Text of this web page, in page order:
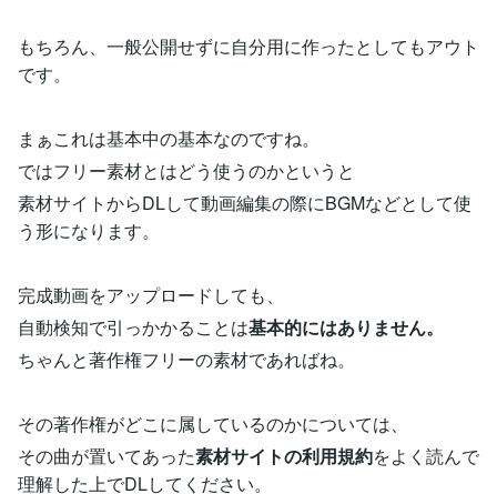
もちろん、一般公開せずに自分用に作ったとしてもアウト
です。
まぁこれは基本中の基本なのですね。
ではフリー素材とはどう使うのかというと
素材サイトからDLして動画編集の際にBGMなどとして使
う形になります。
完成動画をアップロードしても、
自動検知で引っかかることは基本的にはありません。
ちゃんと著作権フリーの素材であればね。
その著作権がどこに属しているのかについては、
その曲が置いてあった素材サイトの利用規約をよく読んで
理解した上でDLしてください。